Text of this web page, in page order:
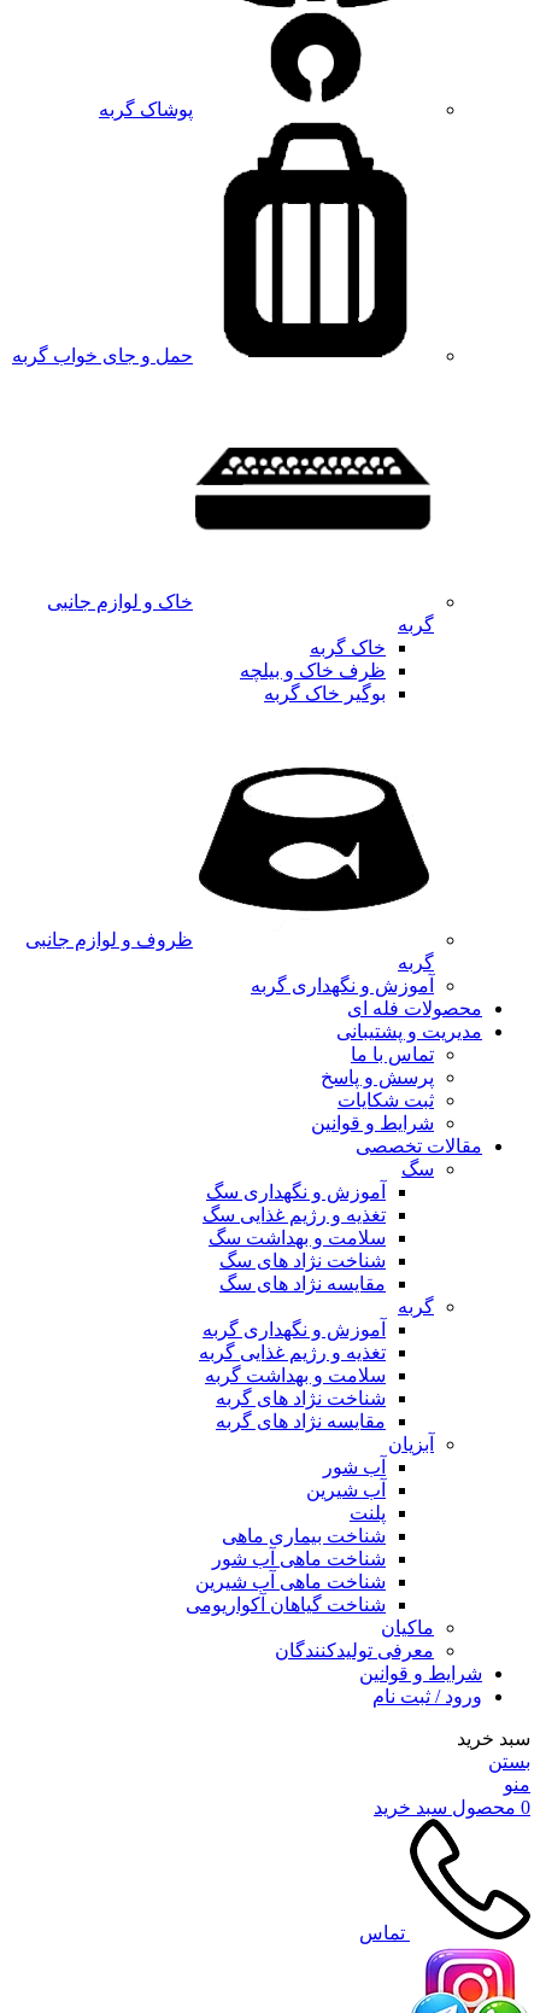
پوشاک گربه
حمل و جای خواب گربه
خاک و لوازم جانبی
گربه
خاک گربه
ظرف خاک و بیلچه
بوگیر خاک گربه
ظروف و لوازم جانبی
گربه
آموزش و نگهداری گربه
محصولات فله ای
مدیریت و پشتیبانی
تماس با ما
پرسش و پاسخ
ثبت شکایات
شرایط و قوانین
مقالات تخصصی
سگ
آموزش و نگهداری سگ
تغذیه و رژیم غذایی سگ
سلامت و بهداشت سگ
شناخت نژاد های سگ
مقایسه نژاد های سگ
گربه
آموزش و نگهداری گربه
تغذیه و رژیم غذایی گربه
سلامت و بهداشت گربه
شناخت نژاد های گربه
مقایسه نژاد های گربه
آبزیان
آب شور
آب شیرین
پلنت
شناخت بیماری ماهی
شناخت ماهی آب شور
شناخت ماهی آب شیرین
شناخت گیاهان آکواریومی
ماکیان
معرفی تولیدکنندگان
شرایط و قوانین
ورود / ثبت نام
سبد خرید
بستن
منو
0 محصول سبد خرید
تماس